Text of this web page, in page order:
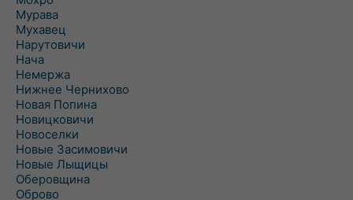
Мурава
Мухавец
Нарутовичи
Нача
Немержа
Нижнее Чернихово
Новая Попина
Новицковичи
Новоселки
Новые Засимовичи
Новые Лыщицы
Оберовщина
Оброво